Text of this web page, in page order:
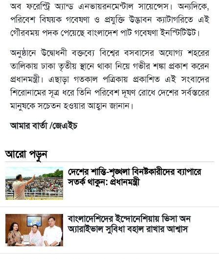
অব ফরেস্ট্রি অ্যান্ড এনভায়রনমেন্টাল সায়েন্সেস। অন্যদিকে,
পরিবেশ বিষয়ক গবেষণা ও প্রযুক্তি উদ্ভাবন ক্যাটাগরিতে এই
গৌরবময় পদক পেয়েছে বাংলাদেশ পাট গবেষণা ইনস্টিটিউট।
অনুষ্ঠানে উদ্বোধনী বক্তব্যে বিশ্বের বসবাসের অযোগ্য শহরের
তালিকায় ঢাকা তৃতীয় স্থানে থাকা নিয়ে গভীর শঙ্কা প্রকাশ করেন
প্রধানমন্ত্রী। এছাড়া গতকাল পত্রিকায় প্রকাশিত এই সংবাদের
শিরোনামের সূত্র ধরে তিনি পরিবেশ দূষণ রোধে দেশের সর্বস্তরের
মানুষকে সচেতন হওয়ার আহ্বান জানান।
আমার বার্তা /জেএইচ
আরো পড়ুন
দেশের শান্তি-শৃঙ্খলা বিনষ্টকারীদের ব্যাপারে
সতর্ক থাকুন: প্রধানমন্ত্রী
বাংলাদেশিদের ইন্দোনেশিয়ায় ভিসা অন
অ্যারাইভাল সুবিধা বহাল রাখার আশ্বাস